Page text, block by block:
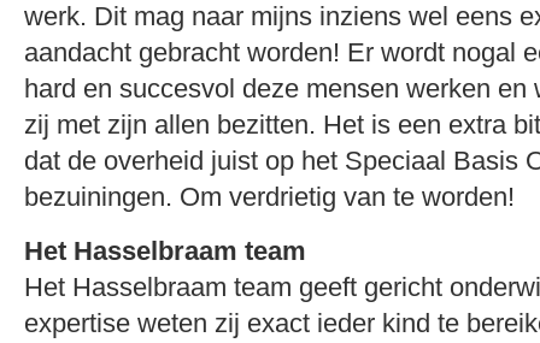
werk. Dit mag naar mijns inziens wel eens
aandacht gebracht worden! Er wordt nogal
hard en succesvol deze mensen werken en
zij met zijn allen bezitten. Het is een extra
dat de overheid juist op het Speciaal Basis
bezuiningen. Om verdrietig van te worden!
Het Hasselbraam team
Het Hasselbraam team geeft gericht
expertise weten zij exact ieder kind te